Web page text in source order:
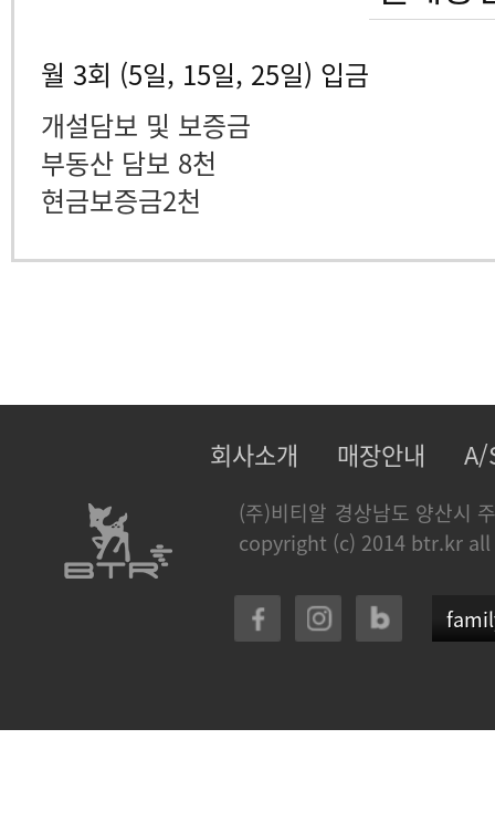
월 3회 (5일, 15일, 25일) 입금
개설담보 및 보증금
부동산 담보 8천
현금보증금2천
회사소개 매장안내 A/
(주)비티알 경상남도 양산시
copyright (c) 2014 btr.kr